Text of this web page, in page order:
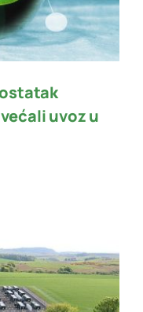
uvoz u